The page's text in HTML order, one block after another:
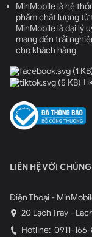
MinMobile là hệ
phẩm chất lượng từ
MinMobile là đại lý
mang đến trải
cho khách hàng
LIÊN HỆ VỚI
Điện Thoại -
20 Lạch Tray -
Hotline: 0911-